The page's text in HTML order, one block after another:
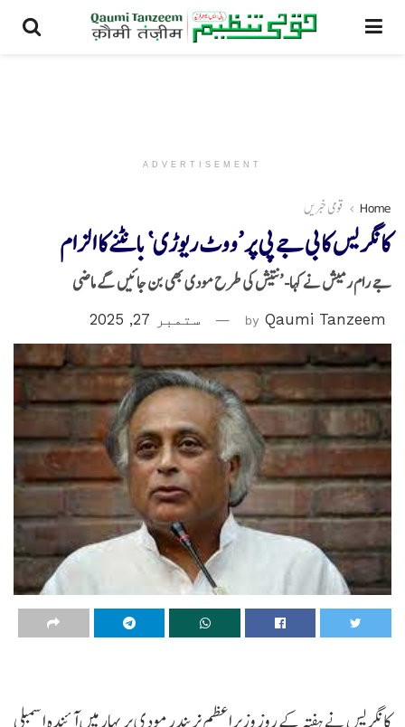
ADVERTISEMENT
Home قومی خبریں
کانگریس کا بی جے پی پر ’ووٹ ریوڑی‘ بانٹنے کا الزام
جے رام رمیش نے کہا- ’نتیش کی طرح مودی بھی بن جائیں گے ماضی
by Qaumi Tanzeem ستمبر 27, 2025